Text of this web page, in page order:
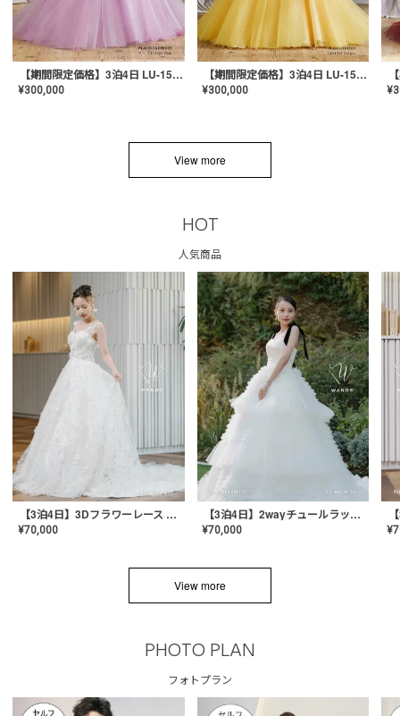
【期間限定価格】3泊4日 LU-1501(Pink)
¥300,000
【期間限定価格】3泊4日 LU-1501(Yellow)
¥300,000 ¥
View more
HOT
人気商品
【3泊4日】3Dフラワーレース ドレス〈PD-WDOR-331〉
¥70,000
【3泊4日】2wayチュールラッフルドレス〈PD-WDOR-341RTL〉
¥70,000 ¥
View more
PHOTO PLAN
フォトプラン